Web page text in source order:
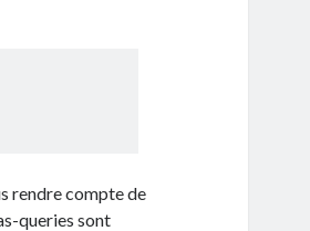
rendre compte de
queries sont